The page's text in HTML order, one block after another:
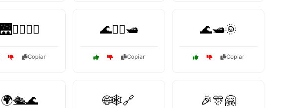
🌉🚶‍♂️🚶‍♀️
Copiar
🌊🏴‍☠️🛥️
Copiar
🌊🛥️🌞
Copiar
🌍🛳️🌊 🌐🕸️🔗 🎉🎊🤗